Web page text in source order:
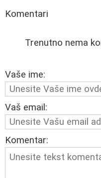
Komentari
Trenutno nema
Vaše ime:
Vaš email:
Komentar: